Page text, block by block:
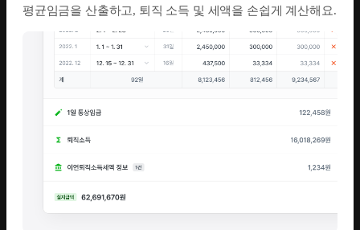
평균임금을 산출하고, 퇴직 소득 및 세액을 손쉽게 계산해요.